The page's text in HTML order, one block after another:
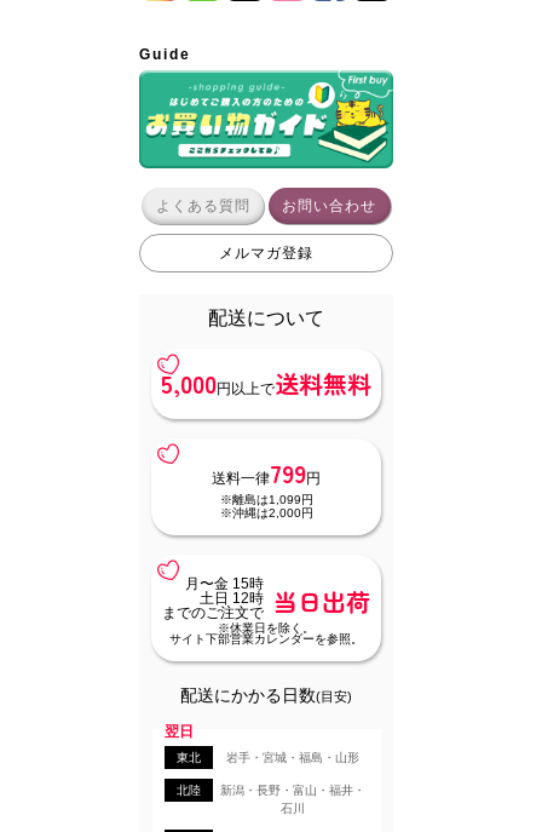
Guide
よくある質問 お問い合わせ
メルマガ登録
配送について
5,000円以上で送料無料
送料一律799円
※離島は1,099円
※沖縄は2,000円
月〜金 15時
土日 12時
までのご注文で
当日出荷
※休業日を除く。
サイト下部営業カレンダーを参照。
配送にかかる日数(目安)
翌日
東北 岩手・宮城・福島・山形
北陸
新潟・長野・富山・福井・
石川